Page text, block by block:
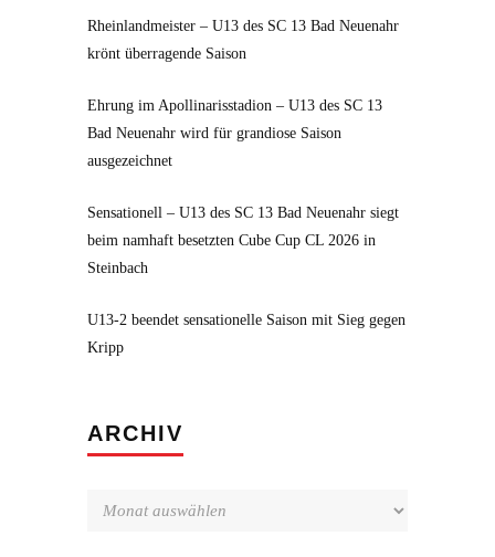
Rheinlandmeister – U13 des SC 13 Bad Neuenahr
krönt überragende Saison
Ehrung im Apollinarisstadion – U13 des SC 13
Bad Neuenahr wird für grandiose Saison
ausgezeichnet
Sensationell – U13 des SC 13 Bad Neuenahr siegt
beim namhaft besetzten Cube Cup CL 2026 in
Steinbach
U13-2 beendet sensationelle Saison mit Sieg gegen
Kripp
ARCHIV